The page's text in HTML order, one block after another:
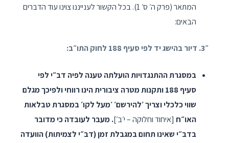
המתאר (פרק ה׳ ס׳ 1). בכל הקשור לענייננו צוינו עוד הדברים
הבאים:
״3. דיור בהישג יד לפי סעיף 188 לחוק התו״ב:
במסגרת ההתנגדויות הועלתה טענה לפיה דב״י לפי
סעיף 188 ותקנות מטרה ציבורית הינו רווחי ולפיכך מגלם
שווי כלכלי וצריך ׳להירשם׳ ׳מעל לקו׳ במסגרת טבלאות
האו״ח [איחוד וחלוקה – י׳ב׳]. מעבר לעובדה כי מדובר
בדב״י שאינו תחום במגבלת זמן (דב״י לצמיתות) הוועדה